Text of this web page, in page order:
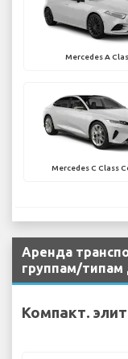
Mercedes A
Mercedes C Class
Аренда
группам/типам
Компакт.